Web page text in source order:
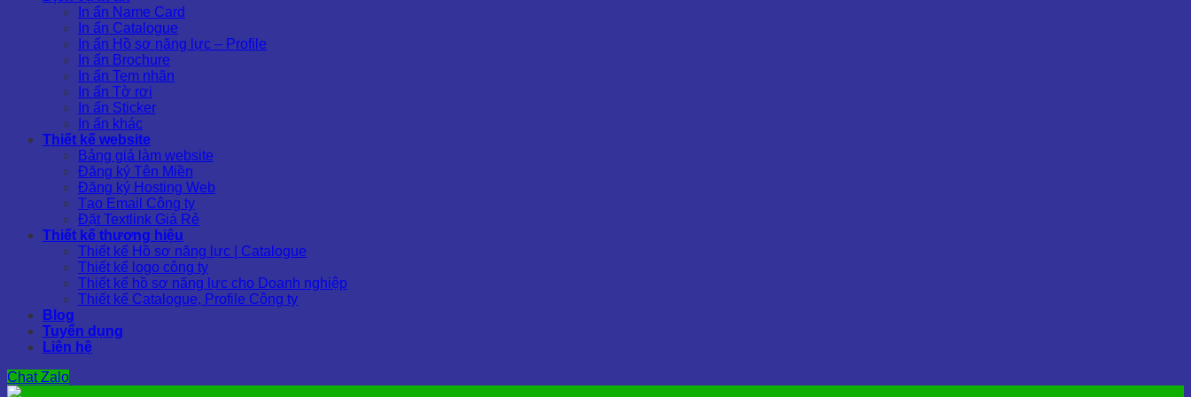
In ấn Name Card
In ấn Catalogue
In ấn Hồ sơ năng lực – Profile
In ấn Brochure
In ấn Tem nhãn
In ấn Tờ rơi
In ấn Sticker
In ấn khác
Thiết kế website
Bảng giá làm website
Đăng ký Tên Miền
Đăng ký Hosting Web
Tạo Email Công ty
Đặt Textlink Giá Rẻ
Thiết kế thương hiệu
Thiết kế Hồ sơ năng lực | Catalogue
Thiết kế logo công ty
Thiết kế hồ sơ năng lực cho Doanh nghiệp
Thiết kế Catalogue, Profile Công ty
Blog
Tuyển dụng
Liên hệ
Chat Zalo